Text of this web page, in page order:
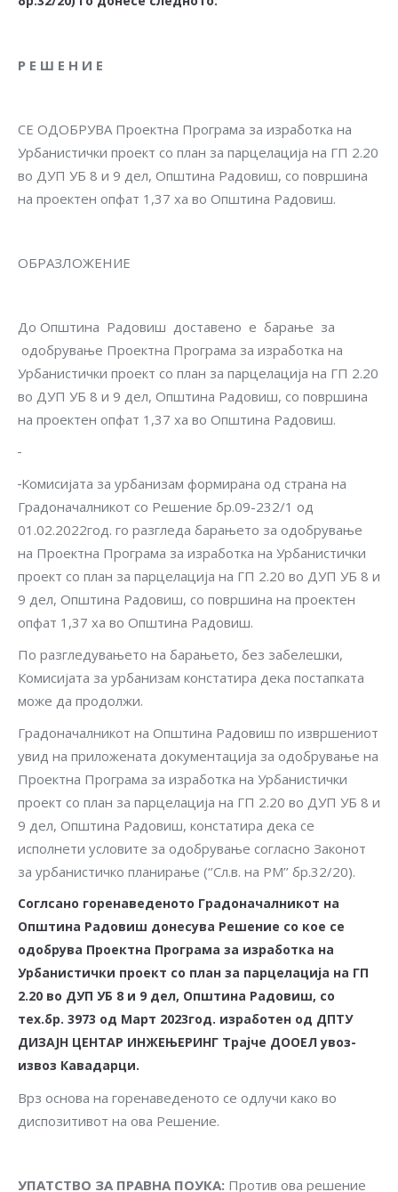
Р Е Ш Е Н И Е
СЕ ОДОБРУВА Проектна Програма за изработка на
Урбанистички проект со план за парцелација на ГП 2.20
во ДУП УБ 8 и 9 дел, Општина Радовиш, со површина
на проектен опфат 1,37 ха во Општина Радовиш.
ОБРАЗЛОЖЕНИЕ
До Општина Радовиш доставено е барање за
одобрување Проектна Програма за изработка на
Урбанистички проект со план за парцелација на ГП 2.20
во ДУП УБ 8 и 9 дел, Општина Радовиш, со површина
на проектен опфат 1,37 ха во Општина Радовиш.
Комисијата за урбанизам формирана од страна на
Градоначалникот со Решение бр.09-232/1 од
01.02.2022год. го разгледа барањето за одобрување
на Проектна Програма за изработка на Урбанистички
проект со план за парцелација на ГП 2.20 во ДУП УБ 8 и
9 дел, Општина Радовиш, со површина на проектен
опфат 1,37 ха во Општина Радовиш.
По разгледувањето на барањето, без забелешки,
Комисијата за урбанизам констатира дека постапката
може да продолжи.
Градоначалникот на Општина Радовиш по извршениот
увид на приложената документација за одобрување на
Проектна Програма за изработка на Урбанистички
проект со план за парцелација на ГП 2.20 во ДУП УБ 8 и
9 дел, Општина Радовиш, констатира дека се
исполнети условите за одобрување согласно Законот
за урбанистичко планирање (‘’Сл.в. на РМ’’ бр.32/20).
Соглсано горенаведеното Градоначалникот на
Општина Радовиш донесува Решение со кое се
одобрува Проектна Програма за изработка на
Урбанистички проект со план за парцелација на ГП
2.20 во ДУП УБ 8 и 9 дел, Општина Радовиш, со
тех.бр. 3973 од Март 2023год. изработен од ДПТУ
ДИЗАЈН ЦЕНТАР ИНЖЕЊЕРИНГ Трајче ДООЕЛ увоз-
извоз Кавадарци.
Врз основа на горенаведеното се одлучи како во
диспозитивот на ова Решение.
УПАТСТВО ЗА ПРАВНА ПОУКА: Против ова решение